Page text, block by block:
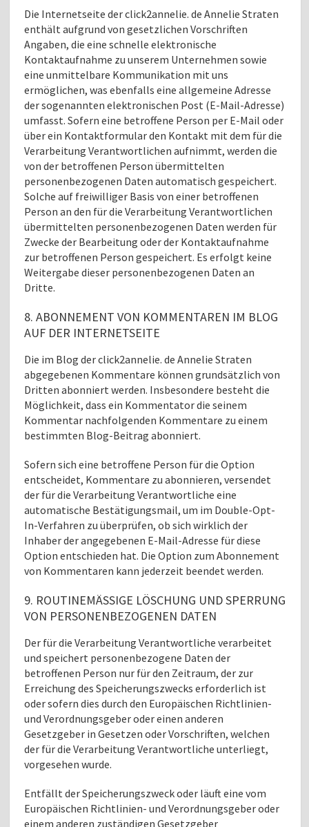
Die Internetseite der click2annelie. de Annelie Straten
enthält aufgrund von gesetzlichen Vorschriften
Angaben, die eine schnelle elektronische
Kontaktaufnahme zu unserem Unternehmen sowie
eine unmittelbare Kommunikation mit uns
ermöglichen, was ebenfalls eine allgemeine Adresse
der sogenannten elektronischen Post (E-Mail-Adresse)
umfasst. Sofern eine betroffene Person per E-Mail oder
über ein Kontaktformular den Kontakt mit dem für die
Verarbeitung Verantwortlichen aufnimmt, werden die
von der betroffenen Person übermittelten
personenbezogenen Daten automatisch gespeichert.
Solche auf freiwilliger Basis von einer betroffenen
Person an den für die Verarbeitung Verantwortlichen
übermittelten personenbezogenen Daten werden für
Zwecke der Bearbeitung oder der Kontaktaufnahme
zur betroffenen Person gespeichert. Es erfolgt keine
Weitergabe dieser personenbezogenen Daten an
Dritte.
8. ABONNEMENT VON KOMMENTAREN IM BLOG
AUF DER INTERNETSEITE
Die im Blog der click2annelie. de Annelie Straten
abgegebenen Kommentare können grundsätzlich von
Dritten abonniert werden. Insbesondere besteht die
Möglichkeit, dass ein Kommentator die seinem
Kommentar nachfolgenden Kommentare zu einem
bestimmten Blog-Beitrag abonniert.
Sofern sich eine betroffene Person für die Option
entscheidet, Kommentare zu abonnieren, versendet
der für die Verarbeitung Verantwortliche eine
automatische Bestätigungsmail, um im Double-Opt-
In-Verfahren zu überprüfen, ob sich wirklich der
Inhaber der angegebenen E-Mail-Adresse für diese
Option entschieden hat. Die Option zum Abonnement
von Kommentaren kann jederzeit beendet werden.
9. ROUTINEMÄSSIGE LÖSCHUNG UND SPERRUNG V
ON PERSONENBEZOGENEN DATEN
Der für die Verarbeitung Verantwortliche verarbeitet
und speichert personenbezogene Daten der
betroffenen Person nur für den Zeitraum, der zur
Erreichung des Speicherungszwecks erforderlich ist
oder sofern dies durch den Europäischen Richtlinien-
und Verordnungsgeber oder einen anderen
Gesetzgeber in Gesetzen oder Vorschriften, welchen
der für die Verarbeitung Verantwortliche unterliegt,
vorgesehen wurde.
Entfällt der Speicherungszweck oder läuft eine vom
Europäischen Richtlinien- und Verordnungsgeber oder
einem anderen zuständigen Gesetzgeber